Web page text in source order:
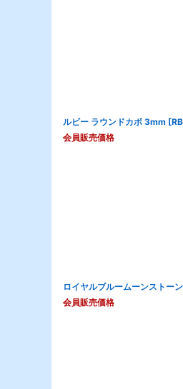
ルビー ラウンドカボ 3mm [
会員販売価格
ロイヤルブルームーンストー
会員販売価格